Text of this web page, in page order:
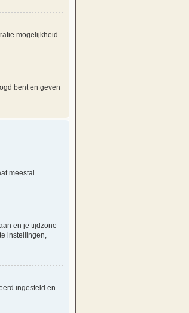
mogelijkheid
bent en geven
meestal
en je tijdzone
instellingen,
ingesteld en